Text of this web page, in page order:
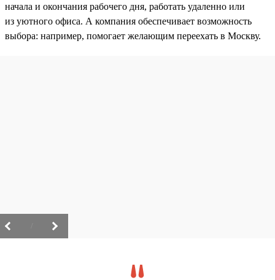
начала и окончания рабочего дня, работать удаленно или
из уютного офиса. А компания обеспечивает возможность
выбора: например, помогает желающим переехать в Москву.